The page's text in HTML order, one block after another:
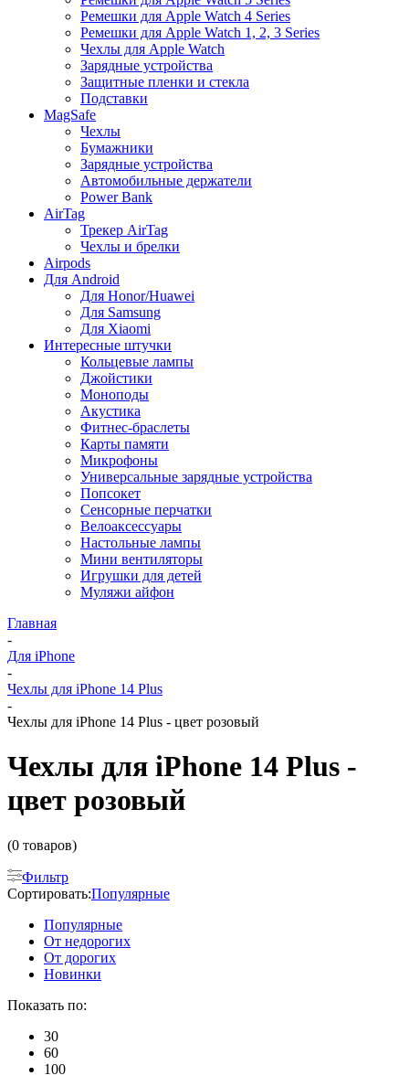
Ремешки для Apple Watch 4 Series
Ремешки для Apple Watch 1, 2, 3 Series
Чехлы для Apple Watch
Зарядные устройства
Защитные пленки и стекла
Подставки
MagSafe
Чехлы
Бумажники
Зарядные устройства
Автомобильные держатели
Power Bank
AirTag
Трекер AirTag
Чехлы и брелки
Airpods
Для Android
Для Honor/Huawei
Для Samsung
Для Xiaomi
Интересные штучки
Кольцевые лампы
Джойстики
Моноподы
Акустика
Фитнес-браслеты
Карты памяти
Микрофоны
Универсальные зарядные устройства
Попсокет
Сенсорные перчатки
Велоаксессуары
Настольные лампы
Мини вентиляторы
Игрушки для детей
Муляжи айфон
Главная
-
Для iPhone
-
Чехлы для iPhone 14 Plus
-
Чехлы для iPhone 14 Plus - цвет розовый
Чехлы для iPhone 14 Plus -
цвет розовый
(0 товаров)
Фильтр
Сортировать:Популярные
Популярные
От недорогих
От дорогих
Новинки
Показать по:
30
60
100